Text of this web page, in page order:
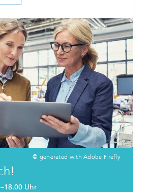
© generated with Adobe Firefly
Uhr